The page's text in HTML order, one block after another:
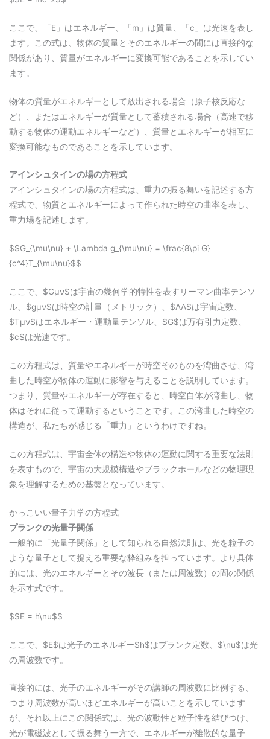
ここで、「E」はエネルギー、「m」は質量、「c」は光速を表し
ます。この式は、物体の質量とそのエネルギーの間には直接的な
関係があり、質量がエネルギーに変換可能であることを示してい
ます。
物体の質量がエネルギーとして放出される場合（原子核反応な
ど）、またはエネルギーが質量として蓄積される場合（高速で移
動する物体の運動エネルギーなど）、質量とエネルギーが相互に
変換可能なものであることを示しています。
アインシュタインの場の方程式
アインシュタインの場の方程式は、重力の振る舞いを記述する方
程式で、物質とエネルギーによって作られた時空の曲率を表し、
重力場を記述します。
$$G_{\mu\nu} + \Lambda g_{\mu\nu} = \frac{8\pi G}
{c^4}T_{\mu\nu}$$
ここで、$Gμν$は宇宙の幾何学的特性を表すリーマン曲率テンソ
ル、$gμν$は時空の計量（メトリック）、$ΛΛ$は宇宙定数、
$Tμν$はエネルギー・運動量テンソル、$G$は万有引力定数、
$c$は光速です。
この方程式は、質量やエネルギーが時空そのものを湾曲させ、湾
曲した時空が物体の運動に影響を与えることを説明しています。
つまり、質量やエネルギーが存在すると、時空自体が湾曲し、物
体はそれに従って運動するということです。この湾曲した時空の
構造が、私たちが感じる「重力」というわけですね。
この方程式は、宇宙全体の構造や物体の運動に関する重要な法則
を表すもので、宇宙の大規模構造やブラックホールなどの物理現
象を理解するための基盤となっています。
かっこいい量子力学の方程式
プランクの光量子関係
一般的に「光量子関係」として知られる自然法則は、光を粒子の
ような量子として捉える重要な枠組みを担っています。より具体
的には、光のエネルギーとその波長（または周波数）の間の関係
を示す式です。
$$E = h\nu$$
ここで、$E$は光子のエネルギー$h$はプランク定数、$\nu$は光
の周波数です。
直接的には、光子のエネルギーがその講師の周波数に比例する、
つまり周波数が高いほどエネルギーが高いことを示しています
が、それ以上にこの関係式は、光の波動性と粒子性を結びつけ、
光が電磁波として振る舞う一方で、エネルギーが離散的な量子